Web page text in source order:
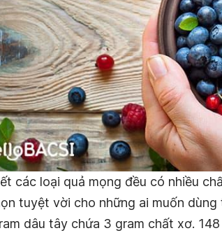
các loại quả mọng đều có nhiều
tuyệt vời cho những ai muốn dùng
dâu tây chứa 3 gram chất xơ.